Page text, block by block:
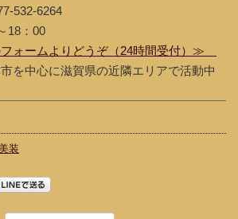
532-6264
18：00
フォームよりどうぞ（24時間受付）≫
市を中心に滋賀県の近隣エリアで活動中
装